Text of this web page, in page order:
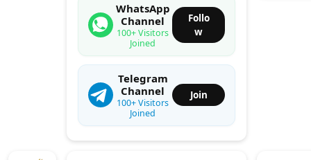
WhatsApp
Channel
100+ Visitors
Joined
Follo
w
Telegram
Channel
100+ Visitors
Joined
Join